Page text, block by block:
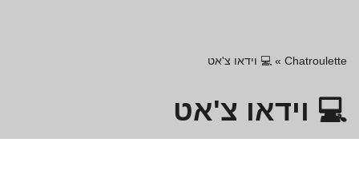
Chatroulette
» 💻 וידאו צ'אט
💻 וידאו צ'אט